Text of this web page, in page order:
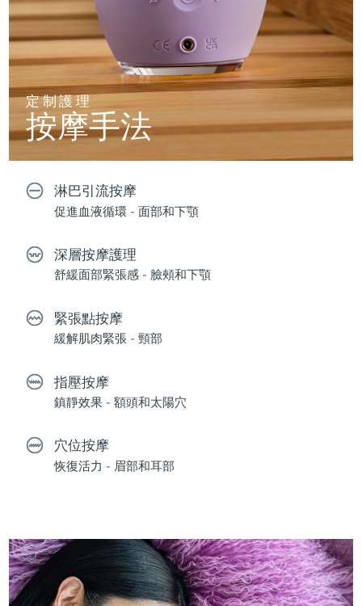
定制護理
按摩手法
淋巴引流按摩
促進血液循環 - 面部和下顎
深層按摩護理
舒緩面部緊張感 - 臉頰和下顎
緊張點按摩
緩解肌肉緊張 - 頸部
指壓按摩
鎮靜效果 - 額頭和太陽穴
穴位按摩
恢復活力 - 眉部和耳部